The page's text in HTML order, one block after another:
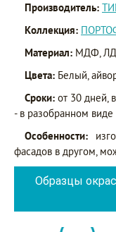
Производитель:
Коллекция:
Материал: МДФ,
Цвета: Белый,
Сроки: от 30 дней,
- в разобранном виде
Особенности:
фасадов в другом,
Образцы